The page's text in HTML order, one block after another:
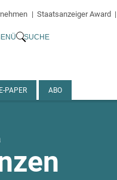
Staatsanzeiger Award
SUCHE
E-PAPER ABO